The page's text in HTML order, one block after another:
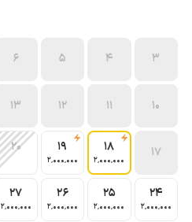
3
4
5
6
10
11
12
13
17
18
2٬000٬000
19
2٬000٬000
20
24
2٬000٬000
25
2٬000٬000
26
2٬000٬000
27
2٬000٬000